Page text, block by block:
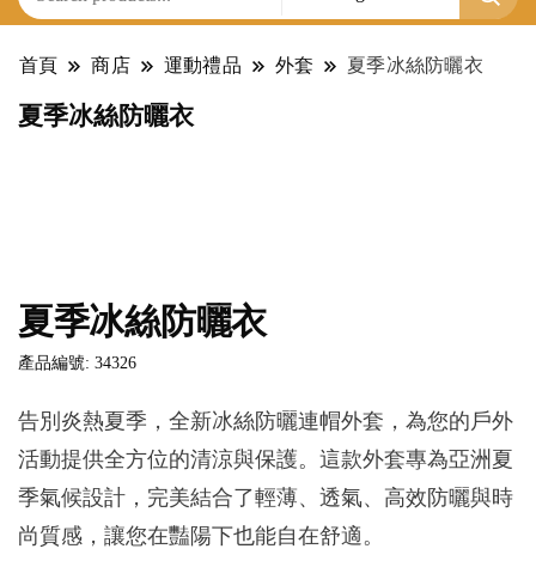
首頁 商店 運動禮品 外套 夏季冰絲防曬衣
夏季冰絲防曬衣
夏季冰絲防曬衣
產品編號: 34326
告別炎熱夏季，全新冰絲防曬連帽外套，為您的戶外
活動提供全方位的清涼與保護。這款外套專為亞洲夏
季氣候設計，完美結合了輕薄、透氣、高效防曬與時
尚質感，讓您在豔陽下也能自在舒適。